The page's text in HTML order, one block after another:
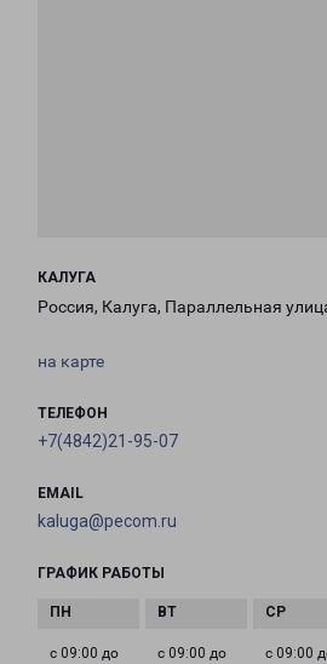
КАЛУГА
Россия, Калуга, Параллельная
на карте
ТЕЛЕФОН
+7(4842)21-95-07
EMAIL
kaluga@pecom.ru
ГРАФИК РАБОТЫ
с 09:00 до
с 09:00 до
с 09:00